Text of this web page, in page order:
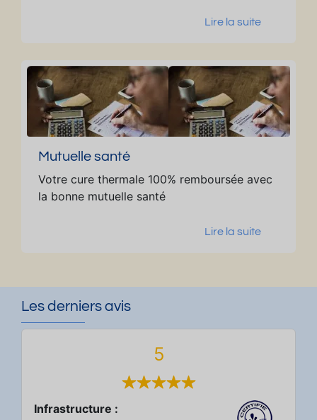
Lire la suite
Mutuelle santé
Votre cure thermale 100% remboursée avec
la bonne mutuelle santé
Lire la suite
Les derniers avis
5
Infrastructure :